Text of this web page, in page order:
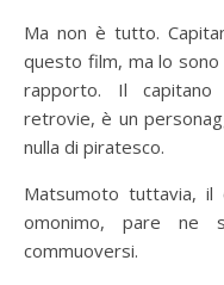
Ma non è tutto.
questo film, ma lo
rapporto. Il capitano
retrovie, è un
nulla di piratesco.
Matsumoto tuttavia,
omonimo, pare ne
commuoversi.